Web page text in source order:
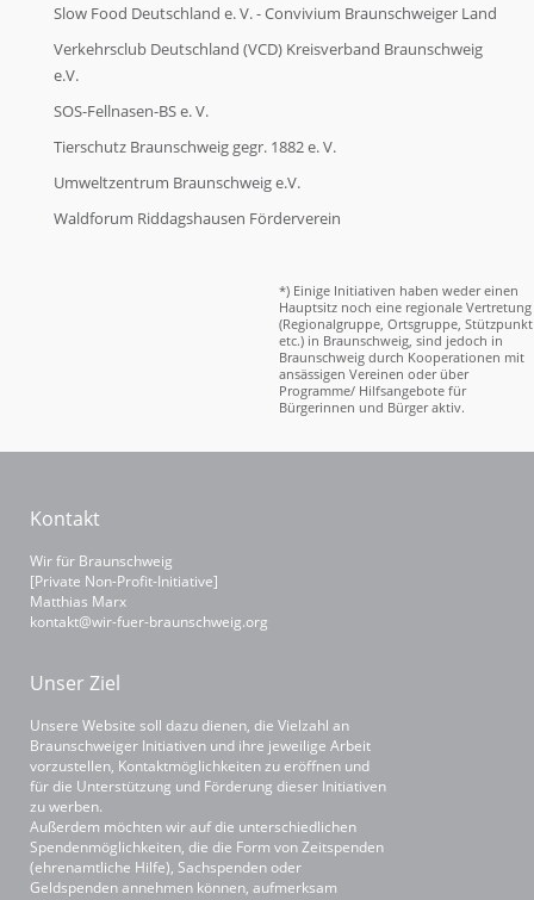
Slow Food Deutschland e. V. - Convivium Braunschweiger Land
Verkehrsclub Deutschland (VCD) Kreisverband Braunschweig
e.V.
SOS-Fellnasen-BS e. V.
Tierschutz Braunschweig gegr. 1882 e. V.
Umweltzentrum Braunschweig e.V.
Waldforum Riddagshausen Förderverein
*) Einige Initiativen haben weder einen
Hauptsitz noch eine regionale Vertretung
(Regionalgruppe, Ortsgruppe, Stützpunkt
etc.) in Braunschweig, sind jedoch in
Braunschweig durch Kooperationen mit
ansässigen Vereinen oder über
Programme/ Hilfsangebote für
Bürgerinnen und Bürger aktiv.
Kontakt
Wir für Braunschweig
[Private Non-Profit-Initiative]
Matthias Marx
kontakt@wir-fuer-braunschweig.org
Unser Ziel
Unsere Website soll dazu dienen, die Vielzahl an
Braunschweiger Initiativen und ihre jeweilige Arbeit
vorzustellen, Kontaktmöglichkeiten zu eröffnen und
für die Unterstützung und Förderung dieser Initiativen
zu werben.
Außerdem möchten wir auf die unterschiedlichen
Spendenmöglichkeiten, die die Form von Zeitspenden
(ehrenamtliche Hilfe), Sachspenden oder
Geldspenden annehmen können, aufmerksam